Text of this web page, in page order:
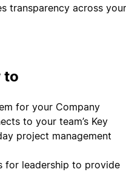
transparency across your
to
for your Company
to your team’s Key
project management
for leadership to provide